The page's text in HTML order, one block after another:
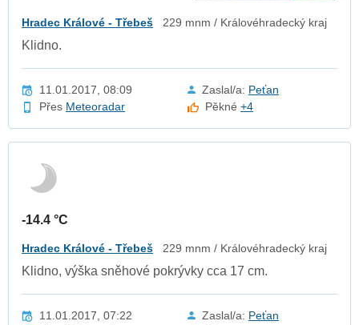
Hradec Králové - Třebeš 229 mnm / Královéhradecký kraj
Klidno.
11.01.2017, 08:09 Zaslal/a: Peťan
Přes Meteoradar Pěkné+4
-14.4 °C
Hradec Králové - Třebeš 229 mnm / Královéhradecký kraj
Klidno, výška sněhové pokrývky cca 17 cm.
11.01.2017, 07:22 Zaslal/a: Peťan